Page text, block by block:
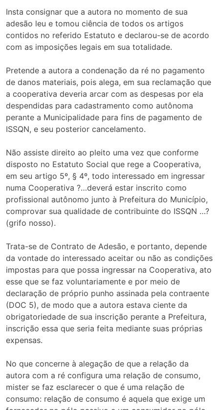
Insta consignar que a autora no momento de sua
adesão leu e tomou ciência de todos os artigos
contidos no referido Estatuto e declarou-se de acordo
com as imposições legais em sua totalidade.
Pretende a autora a condenação da ré no pagamento
de danos materiais, pois alega, em sua reclamação que
a cooperativa deveria arcar com as despesas por ela
despendidas para cadastramento como autônoma
perante a Municipalidade para fins de pagamento de
ISSQN, e seu posterior cancelamento.
Não assiste direito ao pleito uma vez que conforme
disposto no Estatuto Social que rege a Cooperativa,
em seu artigo 5º, § 4º, todo interessado em ingressar
numa Cooperativa ?…deverá estar inscrito como
profissional autônomo junto à Prefeitura do Município,
comprovar sua qualidade de contribuinte do ISSQN …?
(grifo nosso).
Trata-se de Contrato de Adesão, e portanto, depende
da vontade do interessado aceitar ou não as condições
impostas para que possa ingressar na Cooperativa, ato
esse que se faz voluntariamente e por meio de
declaração de próprio punho assinada pela contraente
(DOC 5), de modo que a autora estava ciente da
obrigatoriedade de sua inscrição perante a Prefeitura,
inscrição essa que seria feita mediante suas próprias
expensas.
No que concerne à alegação de que a relação da
autora com a ré configura uma relação de consumo,
mister se faz esclarecer o que é uma relação de
consumo: relação de consumo é aquela que exige um